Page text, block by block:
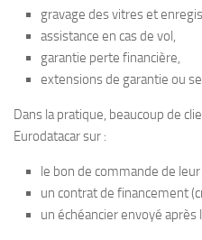
gravage des vitres et
assistance en cas de vol,
garantie perte financière,
extensions de garantie ou
Dans la pratique, beaucoup de
Eurodatacar sur :
le bon de commande de
un contrat de financement
un échéancier envoyé après